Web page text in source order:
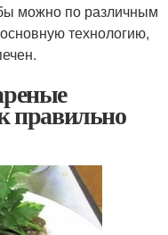
можно по различным
технологию,
правильно